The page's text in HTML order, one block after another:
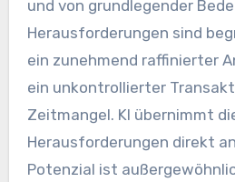
und von grundlegender
Herausforderungen sind
ein zunehmend raffinierter
ein unkontrollierter
Zeitmangel. KI übernimmt
Herausforderungen direkt
Potenzial ist